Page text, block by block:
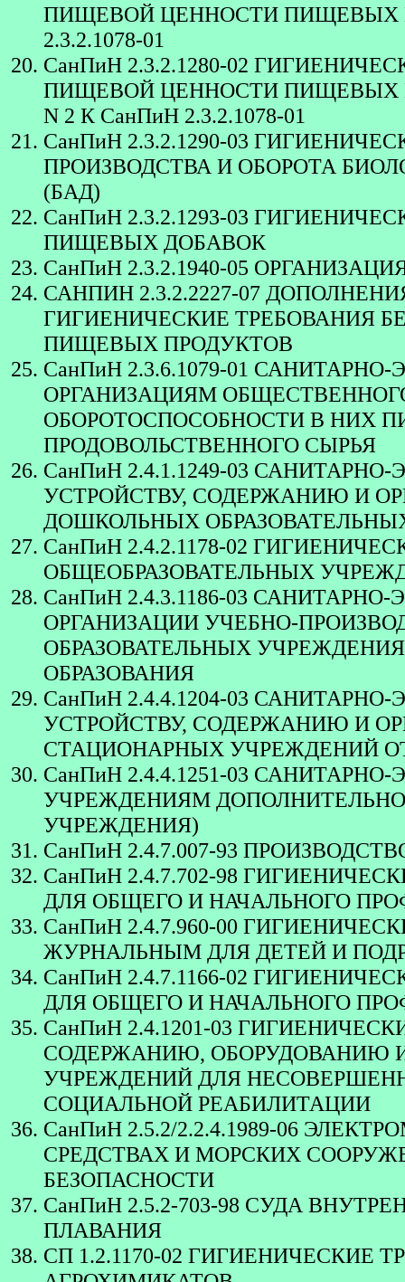
ПИЩЕВОЙ ЦЕННОСТИ ПИЩЕВЫХ
2.3.2.1078-01
СанПиН 2.3.2.1280-02
ПИЩЕВОЙ ЦЕННОСТИ ПИЩЕВЫХ
N 2 К СанПиН 2.3.2.1078-01
СанПиН 2.3.2.1290-03
ПРОИЗВОДСТВА И ОБОРОТА
(БАД)
СанПиН 2.3.2.1293-03
ПИЩЕВЫХ ДОБАВОК
СанПиН 2.3.2.1940-05
САНПИН 2.3.2.2227-07
ГИГИЕНИЧЕСКИЕ ТРЕБОВАНИЯ
ПИЩЕВЫХ ПРОДУКТОВ
СанПиН 2.3.6.1079-01
ОРГАНИЗАЦИЯМ
ОБОРОТОСПОСОБНОСТИ В НИХ
ПРОДОВОЛЬСТВЕННОГО СЫРЬЯ
СанПиН 2.4.1.1249-03
УСТРОЙСТВУ, СОДЕРЖАНИЮ И
ДОШКОЛЬНЫХ
СанПиН 2.4.2.1178-02
ОБЩЕОБРАЗОВАТЕЛЬНЫХ
СанПиН 2.4.3.1186-03
ОРГАНИЗАЦИИ УЧЕБНО-
ОБРАЗОВАТЕЛЬНЫХ
ОБРАЗОВАНИЯ
СанПиН 2.4.4.1204-03
УСТРОЙСТВУ, СОДЕРЖАНИЮ И
СТАЦИОНАРНЫХ УЧРЕЖДЕНИЙ
СанПиН 2.4.4.1251-03
УЧРЕЖДЕНИЯМ
УЧРЕЖДЕНИЯ)
СанПиН 2.4.7.007-93
СанПиН 2.4.7.702-98
ДЛЯ ОБЩЕГО И НАЧАЛЬНОГО
СанПиН 2.4.7.960-00
ЖУРНАЛЬНЫМ ДЛЯ ДЕТЕЙ И
СанПиН 2.4.7.1166-02
ДЛЯ ОБЩЕГО И НАЧАЛЬНОГО
СанПиН 2.4.1201-03
СОДЕРЖАНИЮ, ОБОРУДОВАНИЮ
УЧРЕЖДЕНИЙ ДЛЯ
СОЦИАЛЬНОЙ РЕАБИЛИТАЦИИ
СанПиН 2.5.2/2.2.4.1989-06
СРЕДСТВАХ И МОРСКИХ
БЕЗОПАСНОСТИ
СанПиН 2.5.2-703-98 СУДА
ПЛАВАНИЯ
СП 1.2.1170-02 ГИГИЕНИЧЕСКИЕ